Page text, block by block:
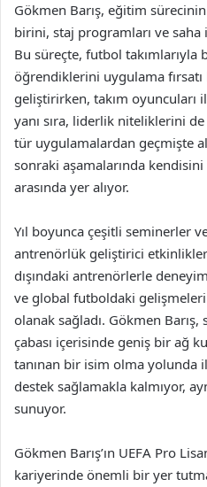
Gökmen Barış, eğitim
birini, staj programları ve
Bu süreçte, futbol
öğrendiklerini uygulama
geliştirirken, takım oyuncuları
yanı sıra, liderlik niteliklerini
tür uygulamalardan geçmişte
sonraki aşamalarında kendisini
arasında yer alıyor.
Yıl boyunca çeşitli seminerler
antrenörlük geliştirici
dışındaki antrenörlerle
ve global futboldaki
olanak sağladı. Gökmen
çabası içerisinde geniş bir ağ
tanınan bir isim olma yolunda
destek sağlamakla kalmıyor,
sunuyor.
Gökmen Barış’ın UEFA Pro
kariyerinde önemli bir yer